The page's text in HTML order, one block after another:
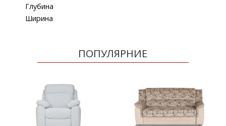
Глубина
Ширина
ПОПУЛЯРНИЕ